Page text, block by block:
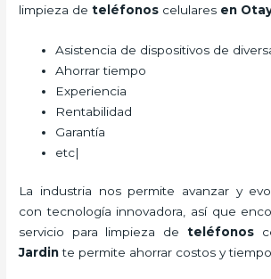
limpieza deteléfonos celulares en
Asistencia de dispositivos de
Ahorrar tiempo
Experiencia
Rentabilidad
Garantía
etc|
La industria nos permite avanzar y
con tecnología innovadora, así que
servicio para limpieza de teléfonos
Jardinte permite ahorrar costos y tiempo.